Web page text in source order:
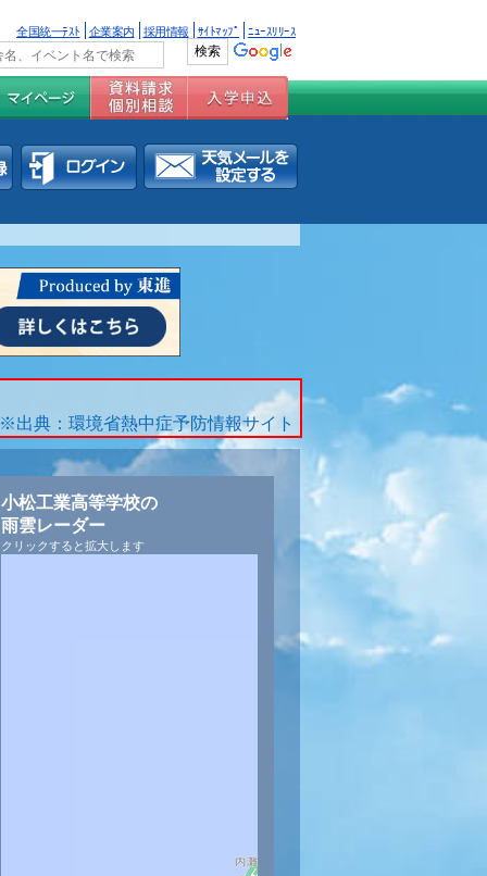
全国統一ﾃｽﾄ 企業案内 採用情報 ｻｲﾄﾏｯﾌﾟ ﾆｭｰｽﾘﾘｰｽ
※出典：環境省熱中症予防情報サイト
小松工業高等学校の
雨雲レーダー
クリックすると拡大します